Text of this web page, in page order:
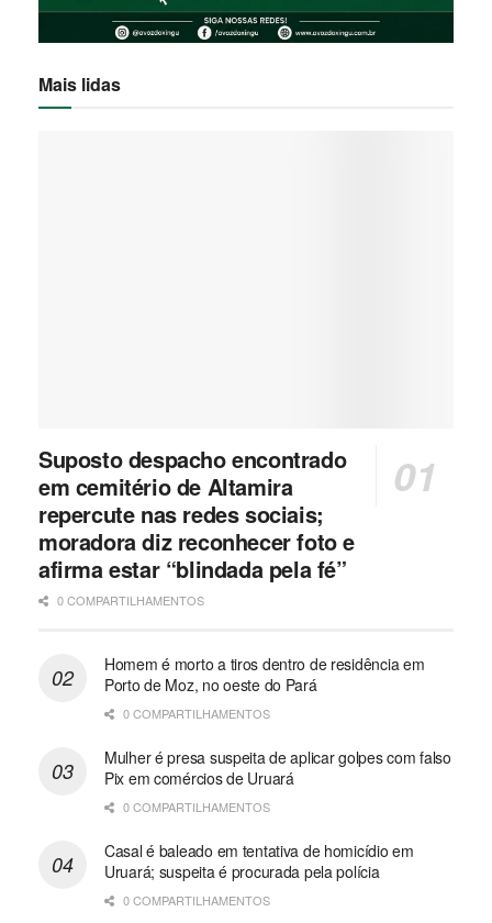
Mais lidas
Suposto despacho encontrado
em cemitério de Altamira
repercute nas redes sociais;
moradora diz reconhecer foto e
afirma estar “blindada pela fé”
0 COMPARTILHAMENTOS
Homem é morto a tiros dentro de residência em
Porto de Moz, no oeste do Pará
0 COMPARTILHAMENTOS
Mulher é presa suspeita de aplicar golpes com falso
Pix em comércios de Uruará
0 COMPARTILHAMENTOS
Casal é baleado em tentativa de homicídio em
Uruará; suspeita é procurada pela polícia
0 COMPARTILHAMENTOS